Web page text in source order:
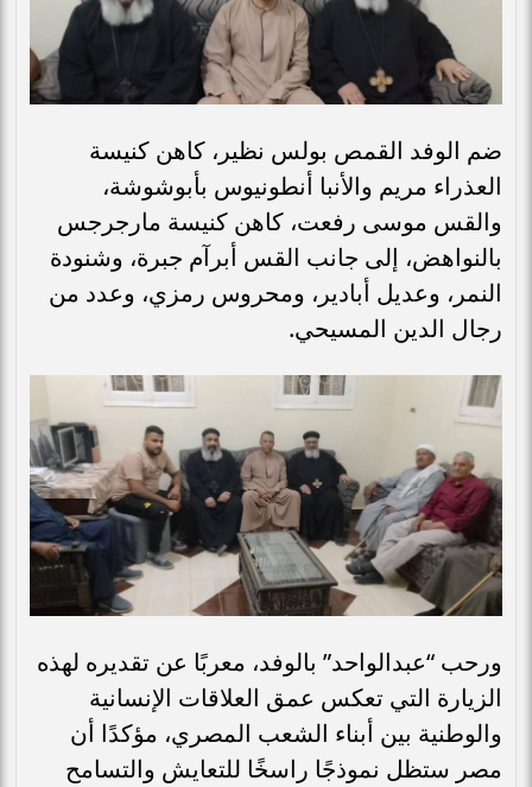
ضم الوفد القمص بولس نظير، كاهن كنيسة
العذراء مريم والأنبا أنطونيوس بأبوشوشة،
والقس موسى رفعت، كاهن كنيسة مارجرجس
بالنواهض، إلى جانب القس أبرآم جبرة، وشنودة
النمر، وعديل أبادير، ومحروس رمزي، وعدد من
رجال الدين المسيحي.
ورحب “عبدالواحد” بالوفد، معربًا عن تقديره لهذه
الزيارة التي تعكس عمق العلاقات الإنسانية
والوطنية بين أبناء الشعب المصري، مؤكدًا أن
مصر ستظل نموذجًا راسخًا للتعايش والتسامح